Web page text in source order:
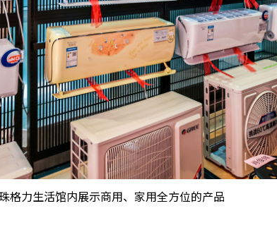
格力生活馆内展示商用、家用全方位的产品